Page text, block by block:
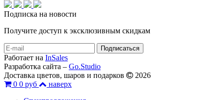
Подписка на новости
Получите доступ к эксклюзивным скидкам
Работает на InSales
Разработка сайта – Go.Studio
Доставка цветов, шаров и подарков
2026
0 0 руб
наверх